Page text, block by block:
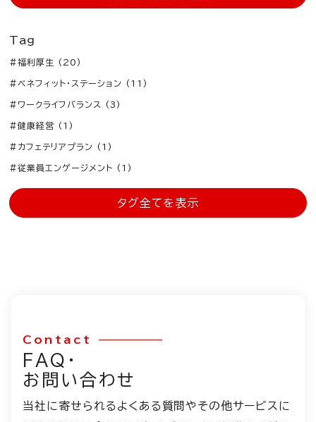
Tag
#福利厚生 (20)
#ベネフィット・ステーション (11)
#ワークライフバランス (3)
#健康経営 (1)
#カフェテリアプラン (1)
#従業員エンゲージメント (1)
タグ全てを表示
Contact
FAQ・
お問い合わせ
当社に寄せられるよくある質問やその他サービスに